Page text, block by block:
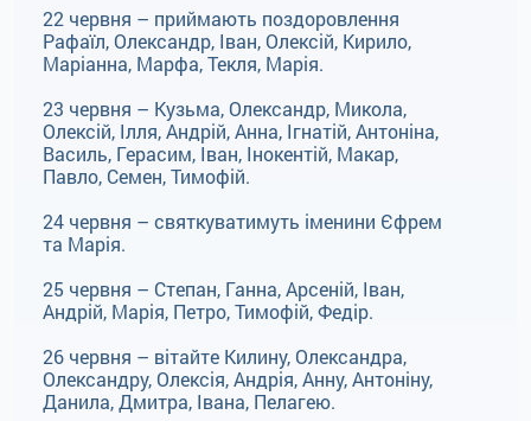
22 червня – приймають поздоровлення
Рафаїл, Олександр, Іван, Олексій, Кирило,
Маріанна, Марфа, Текля, Марія.
23 червня – Кузьма, Олександр, Микола,
Олексій, Ілля, Андрій, Анна, Ігнатій, Антоніна,
Василь, Герасим, Іван, Інокентій, Макар,
Павло, Семен, Тимофій.
24 червня – святкуватимуть іменини Єфрем
та Марія.
25 червня – Степан, Ганна, Арсеній, Іван,
Андрій, Марія, Петро, Тимофій, Федір.
26 червня – вітайте Килину, Олександра,
Олександру, Олексія, Андрія, Анну, Антоніну,
Данила, Дмитра, Івана, Пелагею.